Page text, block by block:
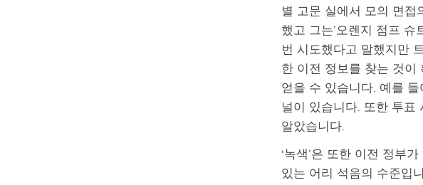
별 고문 실에서 모의 ​​면접
했고 그는’오렌지 점프
번 시도했다고 말했지만
한 이전 정보를 찾는 것이
얻을 수 있습니다. 예를
널이 있습니다. 또한 투
알았습니다.
‘녹색’은 또한 이전 정부
있는 어리 석음의 수준입